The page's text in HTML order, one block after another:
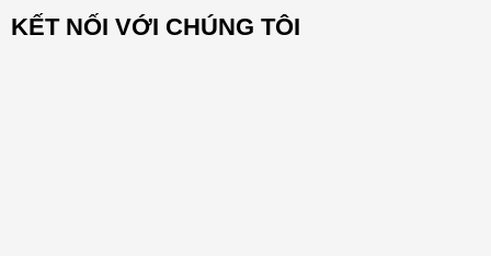
KẾT NỐI VỚI CHÚNG TÔI